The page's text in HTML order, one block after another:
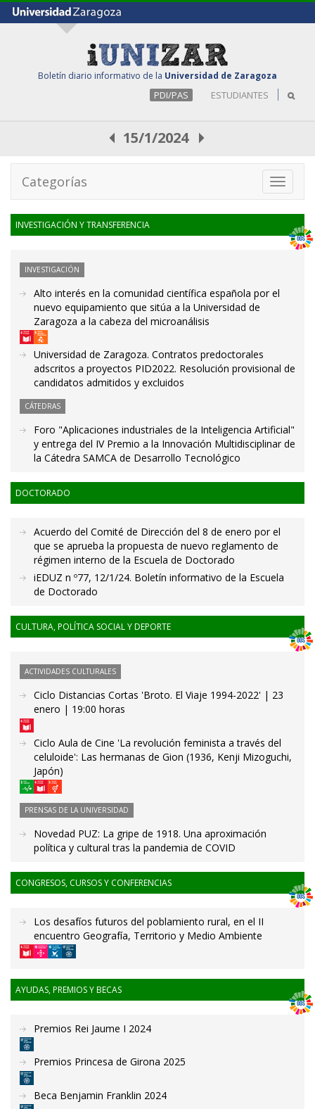
Boletín diario informativo de la Universidad de Zaragoza
PDI/PAS ESTUDIANTES
15/1/2024
Toggle
Categorías
INVESTIGACIÓN Y TRANSFERENCIA
INVESTIGACIÓN
Alto interés en la comunidad científica española por el
nuevo equipamiento que sitúa a la Universidad de
Zaragoza a la cabeza del microanálisis
Universidad de Zaragoza. Contratos predoctorales
adscritos a proyectos PID2022. Resolución provisional de
candidatos admitidos y excluidos
CÁTEDRAS
Foro "Aplicaciones industriales de la Inteligencia Artificial"
y entrega del IV Premio a la Innovación Multidisciplinar de
la Cátedra SAMCA de Desarrollo Tecnológico
DOCTORADO
Acuerdo del Comité de Dirección del 8 de enero por el
que se aprueba la propuesta de nuevo reglamento de
régimen interno de la Escuela de Doctorado
iEDUZ n º77, 12/1/24. Boletín informativo de la Escuela
de Doctorado
CULTURA, POLÍTICA SOCIAL Y DEPORTE
ACTIVIDADES CULTURALES
Ciclo Distancias Cortas 'Broto. El Viaje 1994-2022' | 23
enero | 19:00 horas
Ciclo Aula de Cine 'La revolución feminista a través del
celuloide': Las hermanas de Gion (1936, Kenji Mizoguchi,
Japón)
PRENSAS DE LA UNIVERSIDAD
Novedad PUZ: La gripe de 1918. Una aproximación
política y cultural tras la pandemia de COVID
CONGRESOS, CURSOS Y CONFERENCIAS
Los desafíos futuros del poblamiento rural, en el II
encuentro Geografía, Territorio y Medio Ambiente
AYUDAS, PREMIOS Y BECAS
Premios Rei Jaume I 2024
Premios Princesa de Girona 2025
Beca Benjamin Franklin 2024